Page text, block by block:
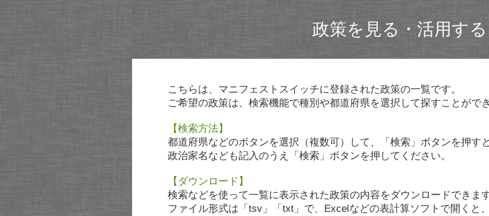
政策を見る・活用する
こちらは、マニフェストスイッチに登録された政策の一覧です。
ご希望の政策は、検索機能で種別や都道府県を選択して探すことができ
【検索方法】
都道府県などのボタンを選択（複数可）して、「検索」ボタンを押す
政治家名なども記入のうえ「検索」ボタンを押してください。
【ダウンロード】
検索などを使って一覧に表示された政策の内容をダウンロードできます
ファイル形式は「tsv」「txt」で、Excelなどの表計算ソフトで開くと